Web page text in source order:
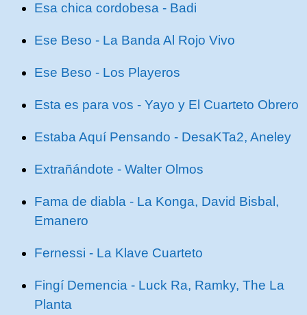
Esa chica cordobesa - Badi
Ese Beso - La Banda Al Rojo Vivo
Ese Beso - Los Playeros
Esta es para vos - Yayo y El Cuarteto Obrero
Estaba Aquí Pensando - DesaKTa2, Aneley
Extrañándote - Walter Olmos
Fama de diabla - La Konga, David Bisbal,
Emanero
Fernessi - La Klave Cuarteto
Fingí Demencia - Luck Ra, Ramky, The La
Planta